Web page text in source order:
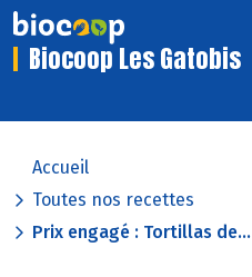
Biocoop Les Gatobis
Accueil
Toutes nos recettes
Prix engagé : Tortillas de...